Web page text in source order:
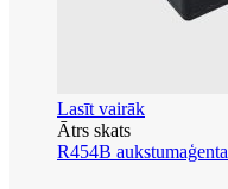
Lasīt vairāk
Ātrs skats
R454B